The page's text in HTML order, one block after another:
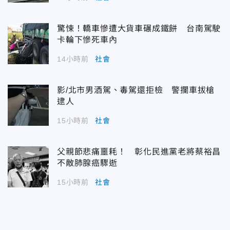
驚悚！轎車慘遭大貨車碾成鐵餅 台南駕駛
卡輪下慘死車內
14小時前 社會
影/北市男酒駕、毒駕還拒檢 警攔車拔槍
逮人
15小時前 社會
父親節悲痛噩耗！ 彰化民進黨老將蔡裕昌
不敵肺腺癌驟逝
15小時前 社會